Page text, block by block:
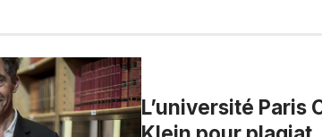
L’université Paris